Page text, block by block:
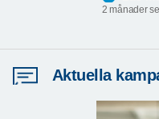
2 månader
Aktuella